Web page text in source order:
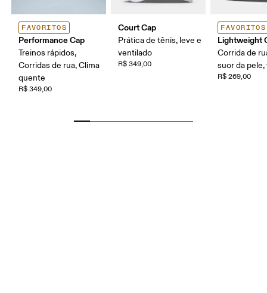
FAVORITOS
Performance Cap
Treinos rápidos,
Corridas de rua, Clima
quente
R$ 349,00
Court Cap
Prática de tênis, leve e
ventilado
R$ 349,00
FAVORITOS
Lightweight
Corrida de
suor da
R$ 269,00